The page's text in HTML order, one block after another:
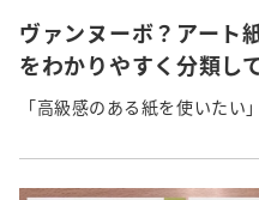
ヴァンヌーボ？アート
をわかりやすく分類し
「高級感のある紙を使いた